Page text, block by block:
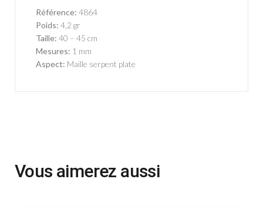
Référence: 4864
Poids: 4,2 gr
Taille: 40 – 45 cm
Mesures: 1 mm
Aspect: Maille serpent plate
Vous aimerez aussi